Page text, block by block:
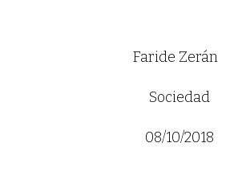
Faride Zerán
Sociedad
08/10/2018